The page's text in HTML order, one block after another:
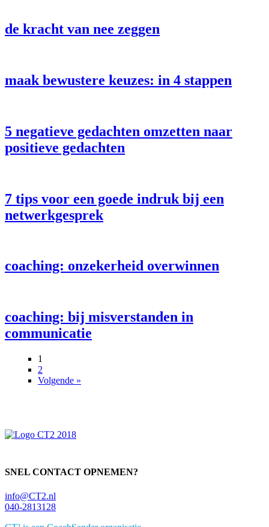
de kracht van nee zeggen
maak bewustere keuzes: in 4 stappen
5 negatieve gedachten omzetten naar
positieve gedachten
7 tips voor een goede indruk bij een
netwerkgesprek
coaching: onzekerheid overwinnen
coaching: bij misverstanden in
communicatie
1
2
Volgende »
SNEL CONTACT OPNEMEN?
info@CT2.nl
040-2813128